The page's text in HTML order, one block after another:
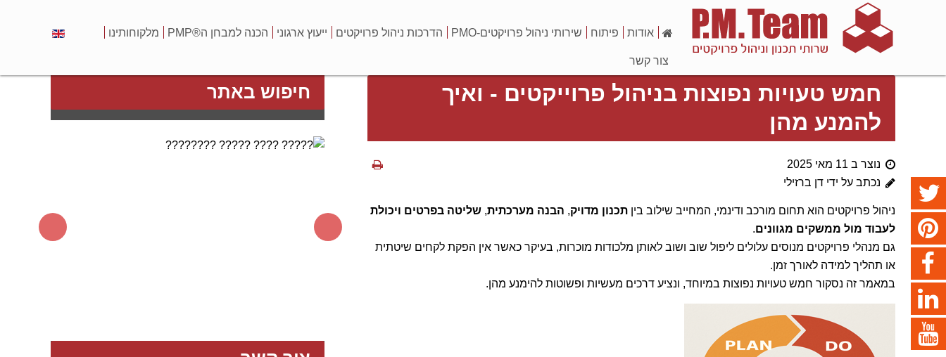
אודות פיתוח שירותי ניהול פרויקטים-PMO הדרכות ניהול פרויקטים ייעוץ ארגוני הכנה למבחן ה®PMP מלקוחותינו
צור קשר
חמש טעויות נפוצות בניהול פרוייקטים - ואיך
להמנע מהן
נוצר ב 11 מאי 2025
נכתב על ידי דן ברזילי
ניהול פרויקטים הוא תחום מורכב ודינמי, המחייב שילוב בין תכנון מדויק, הבנה מערכתית, שליטה בפרטים ויכולת
לעבוד מול ממשקים מגוונים.
גם מנהלי פרויקטים מנוסים עלולים ליפול שוב ושוב לאותן מלכודות מוכרות, בעיקר כאשר אין הפקת לקחים שיטתית
או תהליך למידה לאורך זמן.
במאמר זה נסקור חמש טעויות נפוצות במיוחד, ונציע דרכים מעשיות ופשוטות להימנע מהן.
חיפוש באתר